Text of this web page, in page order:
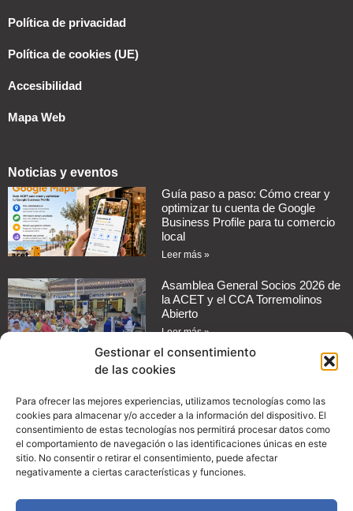
Gestionar el consentimiento
de las cookies
Para ofrecer las mejores experiencias, utilizamos tecnologías como las
cookies para almacenar y/o acceder a la información del dispositivo. El
consentimiento de estas tecnologías nos permitirá procesar datos como
el comportamiento de navegación o las identificaciones únicas en este
sitio. No consentir o retirar el consentimiento, puede afectar
negativamente a ciertas características y funciones.
Política de privacidad
Política de cookies (UE)
Accesibilidad
Mapa Web
Noticias y eventos
Guía paso a paso: Cómo crear y
optimizar tu cuenta de Google
Business Profile para tu comercio
local
Leer más »
Asamblea General Socios 2026 de
la ACET y el CCA Torremolinos
Abierto
Leer más »
Cómo automatizar mensajes de
tu negocio
Leer más »
Guía práctica: Cómo configurar
promociones en Instagram para
comercio